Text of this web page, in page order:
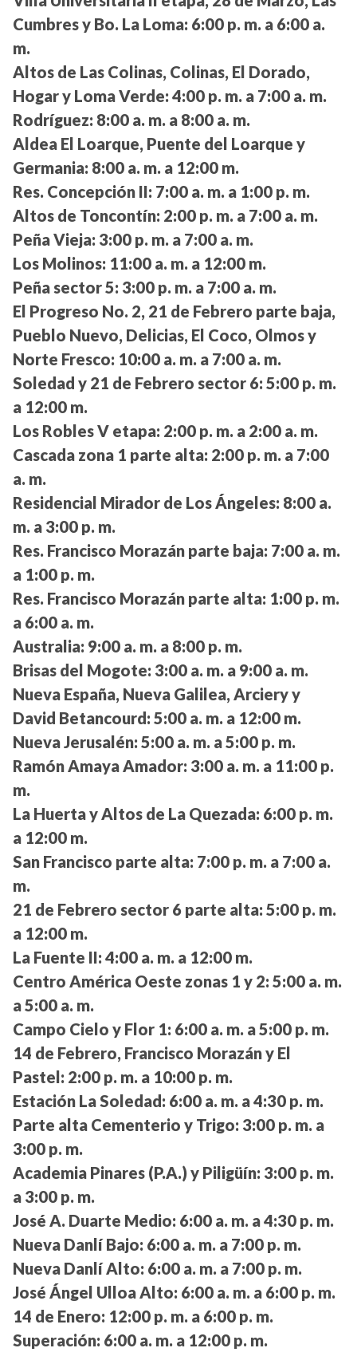
Cumbres y Bo. La Loma: 6:00 p. m. a 6:00 a.
m.
Altos de Las Colinas, Colinas, El Dorado,
Hogar y Loma Verde: 4:00 p. m. a 7:00 a. m.
Rodríguez: 8:00 a. m. a 8:00 a. m.
Aldea El Loarque, Puente del Loarque y
Germania: 8:00 a. m. a 12:00 m.
Res. Concepción II: 7:00 a. m. a 1:00 p. m.
Altos de Toncontín: 2:00 p. m. a 7:00 a. m.
Peña Vieja: 3:00 p. m. a 7:00 a. m.
Los Molinos: 11:00 a. m. a 12:00 m.
Peña sector 5: 3:00 p. m. a 7:00 a. m.
El Progreso No. 2, 21 de Febrero parte baja,
Pueblo Nuevo, Delicias, El Coco, Olmos y
Norte Fresco: 10:00 a. m. a 7:00 a. m.
Soledad y 21 de Febrero sector 6: 5:00 p. m.
a 12:00 m.
Los Robles V etapa: 2:00 p. m. a 2:00 a. m.
Cascada zona 1 parte alta: 2:00 p. m. a 7:00
a. m.
Residencial Mirador de Los Ángeles: 8:00 a.
m. a 3:00 p. m.
Res. Francisco Morazán parte baja: 7:00 a. m.
a 1:00 p. m.
Res. Francisco Morazán parte alta: 1:00 p. m.
a 6:00 a. m.
Australia: 9:00 a. m. a 8:00 p. m.
Brisas del Mogote: 3:00 a. m. a 9:00 a. m.
Nueva España, Nueva Galilea, Arciery y
David Betancourd: 5:00 a. m. a 12:00 m.
Nueva Jerusalén: 5:00 a. m. a 5:00 p. m.
Ramón Amaya Amador: 3:00 a. m. a 11:00 p.
m.
La Huerta y Altos de La Quezada: 6:00 p. m.
a 12:00 m.
San Francisco parte alta: 7:00 p. m. a 7:00 a.
m.
21 de Febrero sector 6 parte alta: 5:00 p. m.
a 12:00 m.
La Fuente II: 4:00 a. m. a 12:00 m.
Centro América Oeste zonas 1 y 2: 5:00 a. m.
a 5:00 a. m.
Campo Cielo y Flor 1: 6:00 a. m. a 5:00 p. m.
14 de Febrero, Francisco Morazán y El
Pastel: 2:00 p. m. a 10:00 p. m.
Estación La Soledad: 6:00 a. m. a 4:30 p. m.
Parte alta Cementerio y Trigo: 3:00 p. m. a
3:00 p. m.
Academia Pinares (P.A.) y Piligüín: 3:00 p. m.
a 3:00 p. m.
José A. Duarte Medio: 6:00 a. m. a 4:30 p. m.
Nueva Danlí Bajo: 6:00 a. m. a 7:00 p. m.
Nueva Danlí Alto: 6:00 a. m. a 7:00 p. m.
José Ángel Ulloa Alto: 6:00 a. m. a 6:00 p. m.
14 de Enero: 12:00 p. m. a 6:00 p. m.
Superación: 6:00 a. m. a 12:00 p. m.